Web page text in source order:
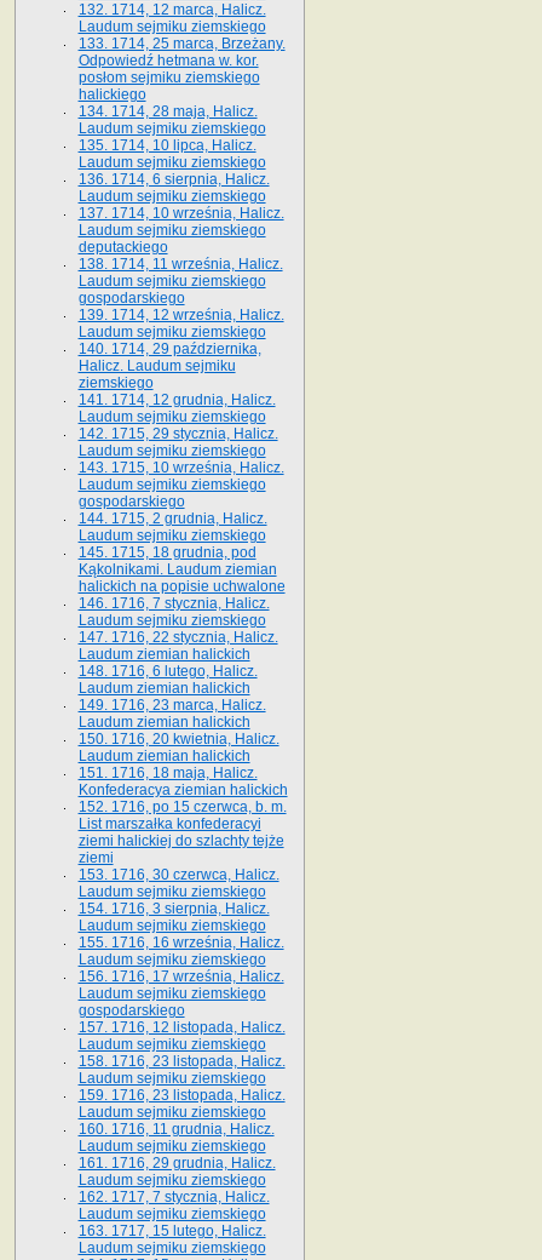
132. 1714, 12 marca, Halicz.
Laudum sejmiku ziemskiego
133. 1714, 25 marca, Brzeżany.
Odpowiedź hetmana w. kor.
posłom sejmiku ziemskiego
halickiego
134. 1714, 28 maja, Halicz.
Laudum sejmiku ziemskiego
135. 1714, 10 lipca, Halicz.
Laudum sejmiku ziemskiego
136. 1714, 6 sierpnia, Halicz.
Laudum sejmiku ziemskiego
137. 1714, 10 września, Halicz.
Laudum sejmiku ziemskiego
deputackiego
138. 1714, 11 września, Halicz.
Laudum sejmiku ziemskiego
gospodarskiego
139. 1714, 12 września, Halicz.
Laudum sejmiku ziemskiego
140. 1714, 29 października,
Halicz. Laudum sejmiku
ziemskiego
141. 1714, 12 grudnia, Halicz.
Laudum sejmiku ziemskiego
142. 1715, 29 stycznia, Halicz.
Laudum sejmiku ziemskiego
143. 1715, 10 września, Halicz.
Laudum sejmiku ziemskiego
gospodarskiego
144. 1715, 2 grudnia, Halicz.
Laudum sejmiku ziemskiego
145. 1715, 18 grudnia, pod
Kąkolnikami. Laudum ziemian
halickich na popisie uchwalone
146. 1716, 7 stycznia, Halicz.
Laudum sejmiku ziemskiego
147. 1716, 22 stycznia, Halicz.
Laudum ziemian halickich
148. 1716, 6 lutego, Halicz.
Laudum ziemian halickich
149. 1716, 23 marca, Halicz.
Laudum ziemian halickich
150. 1716, 20 kwietnia, Halicz.
Laudum ziemian halickich
151. 1716, 18 maja, Halicz.
Konfederacya ziemian halickich
152. 1716, po 15 czerwca, b. m.
List marszałka konfederacyi
ziemi halickiej do szlachty tejże
ziemi
153. 1716, 30 czerwca, Halicz.
Laudum sejmiku ziemskiego
154. 1716, 3 sierpnia, Halicz.
Laudum sejmiku ziemskiego
155. 1716, 16 września, Halicz.
Laudum sejmiku ziemskiego
156. 1716, 17 września, Halicz.
Laudum sejmiku ziemskiego
gospodarskiego
157. 1716, 12 listopada, Halicz.
Laudum sejmiku ziemskiego
158. 1716, 23 listopada, Halicz.
Laudum sejmiku ziemskiego
159. 1716, 23 listopada, Halicz.
Laudum sejmiku ziemskiego
160. 1716, 11 grudnia, Halicz.
Laudum sejmiku ziemskiego
161. 1716, 29 grudnia, Halicz.
Laudum sejmiku ziemskiego
162. 1717, 7 stycznia, Halicz.
Laudum sejmiku ziemskiego
163. 1717, 15 lutego, Halicz.
Laudum sejmiku ziemskiego